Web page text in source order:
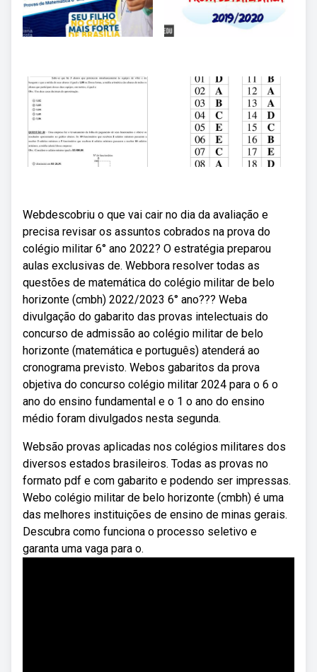
Webdescobriu o que vai cair no dia da avaliação e
precisa revisar os assuntos cobrados na prova do
colégio militar 6° ano 2022? O estratégia preparou
aulas exclusivas de. Webbora resolver todas as
questões de matemática do colégio militar de belo
horizonte (cmbh) 2022/2023 6° ano??? Weba
divulgação do gabarito das provas intelectuais do
concurso de admissão ao colégio militar de belo
horizonte (matemática e português) atenderá ao
cronograma previsto. Webos gabaritos da prova
objetiva do concurso colégio militar 2024 para o 6 o
ano do ensino fundamental e o 1 o ano do ensino
médio foram divulgados nesta segunda.
Websão provas aplicadas nos colégios militares dos
diversos estados brasileiros. Todas as provas no
formato pdf e com gabarito e podendo ser impressas.
Webo colégio militar de belo horizonte (cmbh) é uma
das melhores instituições de ensino de minas gerais.
Descubra como funciona o processo seletivo e
garanta uma vaga para o.